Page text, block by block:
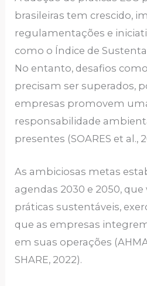
brasileiras tem crescido,
regulamentações e
como o Índice de
No entanto, desafios
precisam ser superados,
empresas promovem
responsabilidade
presentes (SOARES et al.,
As ambiciosas metas
agendas 2030 e 2050,
práticas sustentáveis,
que as empresas
em suas operações
SHARE, 2022).